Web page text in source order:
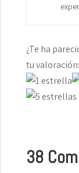
¿Te ha
tu valoración:
38